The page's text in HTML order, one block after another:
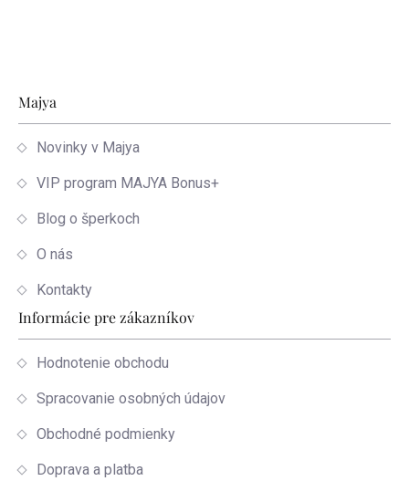
Zápätie
Majya
Novinky v Majya
VIP program MAJYA Bonus+
Blog o šperkoch
O nás
Kontakty
Informácie pre zákazníkov
Hodnotenie obchodu
Spracovanie osobných údajov
Obchodné podmienky
Doprava a platba